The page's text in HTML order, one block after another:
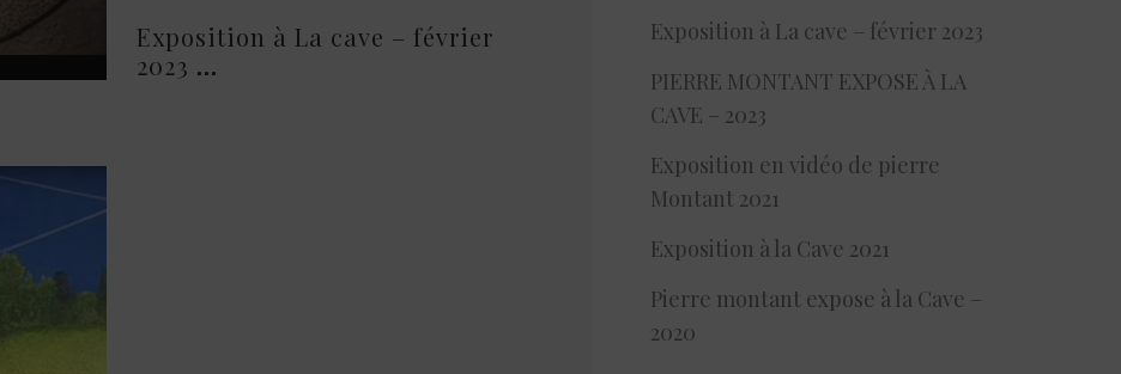
Exposition à La cave – février
2023
Exposition à La cave – février 2023
PIERRE MONTANT EXPOSE À LA
CAVE – 2023
Exposition en vidéo de pierre
Montant 2021
Exposition à la Cave 2021
Pierre montant expose à la Cave –
2020